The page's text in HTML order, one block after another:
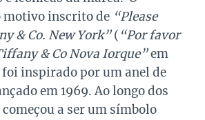
motivo inscrito de “Please
& Co. New York”( “Por favor
& Co Nova Iorque”em
inspirado por um anel de
em 1969. Ao longo dos
começou a ser um símbolo